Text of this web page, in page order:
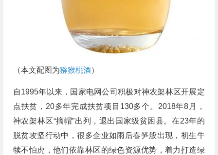
（本文配图为猕猴桃酒）
自1995年以来，国家电网公司积极对神农架林区开展定
点扶贫，20多年完成扶贫项目130多个。2018年8月，
神农架林区“摘帽”出列，退出国家级贫困县。在23年的
脱贫攻坚行动中，很多企业如雨后春笋般出现，初生牛
犊不怕虎，他们依靠林区的绿色资源优势，着力打造绿